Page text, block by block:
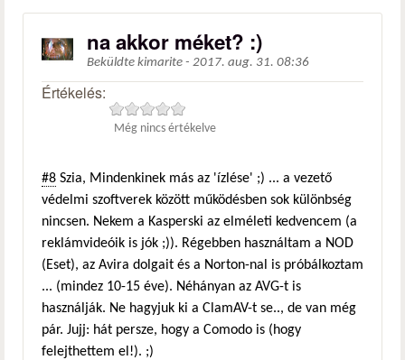
na akkor méket? :)
Beküldte kimarite - 2017. aug. 31. 08:36
Értékelés:
Még nincs értékelve
#8 Szia, Mindenkinek más az 'ízlése' ;) ... a vezető
védelmi szoftverek között működésben sok különbség
nincsen. Nekem a Kasperski az elméleti kedvencem (a
reklámvideóik is jók ;)). Régebben használtam a NOD
(Eset), az Avira dolgait és a Norton-nal is próbálkoztam
... (mindez 10-15 éve). Néhányan az AVG-t is
használják. Ne hagyjuk ki a ClamAV-t se.., de van még
pár. Jujj: hát persze, hogy a Comodo is (hogy
felejthettem el!). ;)